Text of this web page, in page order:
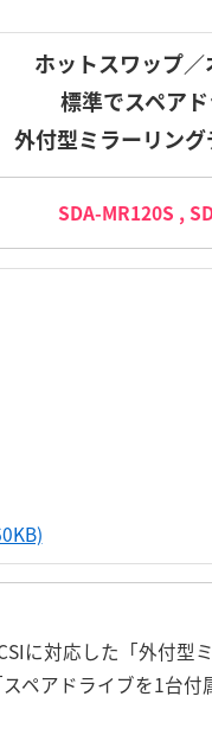
ホットスワップ
標準でスペア
外付型ミラーリング
SDA-MR120S ,
に対応した「外付
ペアドライブを1台付